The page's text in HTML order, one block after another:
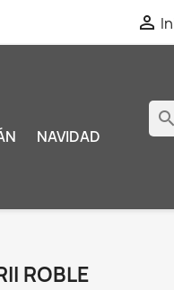

NAVIDAD
search
ROBLE